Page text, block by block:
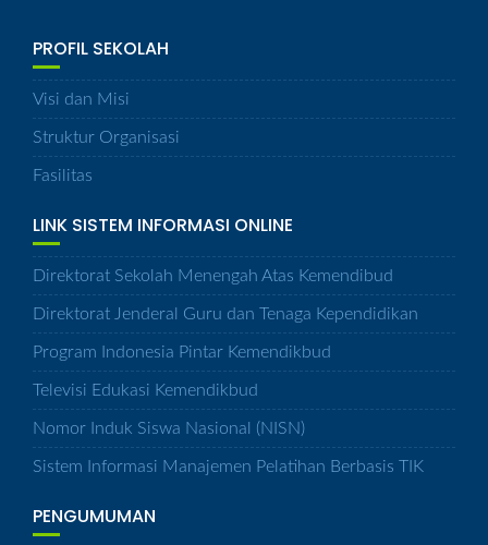
PROFIL SEKOLAH
Visi dan Misi
Struktur Organisasi
Fasilitas
LINK SISTEM INFORMASI ONLINE
Direktorat Sekolah Menengah Atas Kemendibud
Direktorat Jenderal Guru dan Tenaga Kependidikan
Program Indonesia Pintar Kemendikbud
Televisi Edukasi Kemendikbud
Nomor Induk Siswa Nasional (NISN)
Sistem Informasi Manajemen Pelatihan Berbasis TIK
PENGUMUMAN